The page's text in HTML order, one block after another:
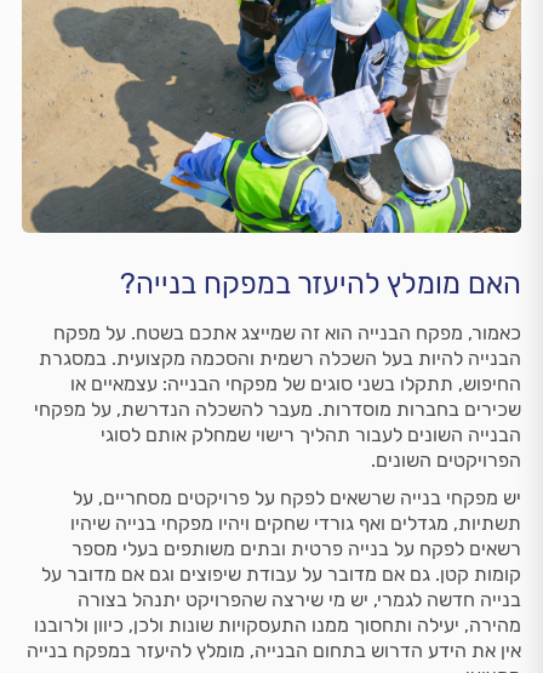
האם מומלץ להיעזר במפקח בנייה?
כאמור, מפקח הבנייה הוא זה שמייצג אתכם בשטח. על מפקח
הבנייה להיות בעל השכלה רשמית והסכמה מקצועית. במסגרת
החיפוש, תתקלו בשני סוגים של מפקחי הבנייה: עצמאיים או
שכירים בחברות מוסדרות. מעבר להשכלה הנדרשת, על מפקחי
הבנייה השונים לעבור תהליך רישוי שמחלק אותם לסוגי
הפרויקטים השונים.
יש מפקחי בנייה שרשאים לפקח על פרויקטים מסחריים, על
תשתיות, מגדלים ואף גורדי שחקים ויהיו מפקחי בנייה שיהיו
רשאים לפקח על בנייה פרטית ובתים משותפים בעלי מספר
קומות קטן. גם אם מדובר על עבודת שיפוצים וגם אם מדובר על
בנייה חדשה לגמרי, יש מי שירצה שהפרויקט יתנהל בצורה
מהירה, יעילה ותחסוך ממנו התעסקויות שונות ולכן, כיוון ולרובנו
אין את הידע הדרוש בתחום הבנייה, מומלץ להיעזר במפקח בנייה